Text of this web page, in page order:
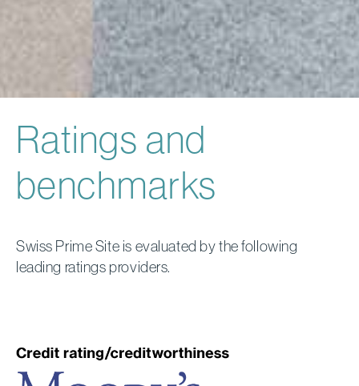
Ratings and
benchmarks
Swiss Prime Site is evaluated by the following
leading ratings providers.